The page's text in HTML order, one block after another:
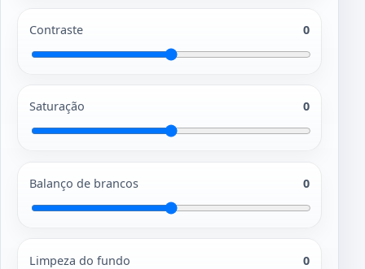
Contraste 0
Saturação 0
Balanço de brancos 0
Limpeza do fundo 0